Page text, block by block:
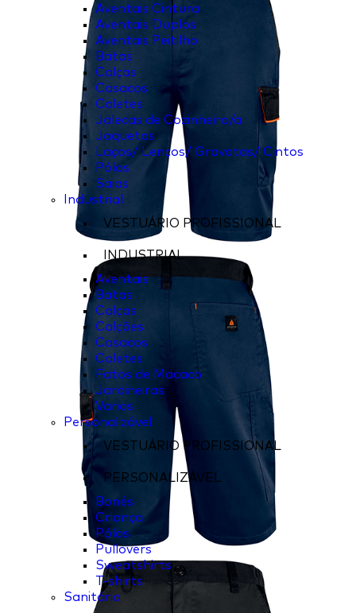
Aventais Cintura
Aventais Duplos
Aventais Peitilho
Batas
Calças
Casacos
Coletes
Jalecas de Cozinheiro/a
Jaquetas
Laços/ Lenços/ Gravatas/ Cintos
Pólos
Saias
Industrial
VESTUÁRIO PROFISSIONAL
INDUSTRIAL
Aventais
Batas
Calças
Calções
Casacos
Coletes
Fatos de Macaco
Jardineiras
Varios
Personalizável
VESTUÁRIO PROFISSIONAL
PERSONALIZÁVEL
Bonés
Criança
Pólos
Pullovers
Sweatshirts
T-shirts
Sanitário